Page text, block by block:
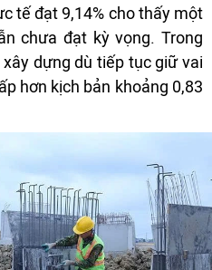
tế đạt 9,14% cho thấy một
chưa đạt kỳ vọng. Trong
dựng dù tiếp tục giữ vai
hơn kịch bản khoảng 0,83